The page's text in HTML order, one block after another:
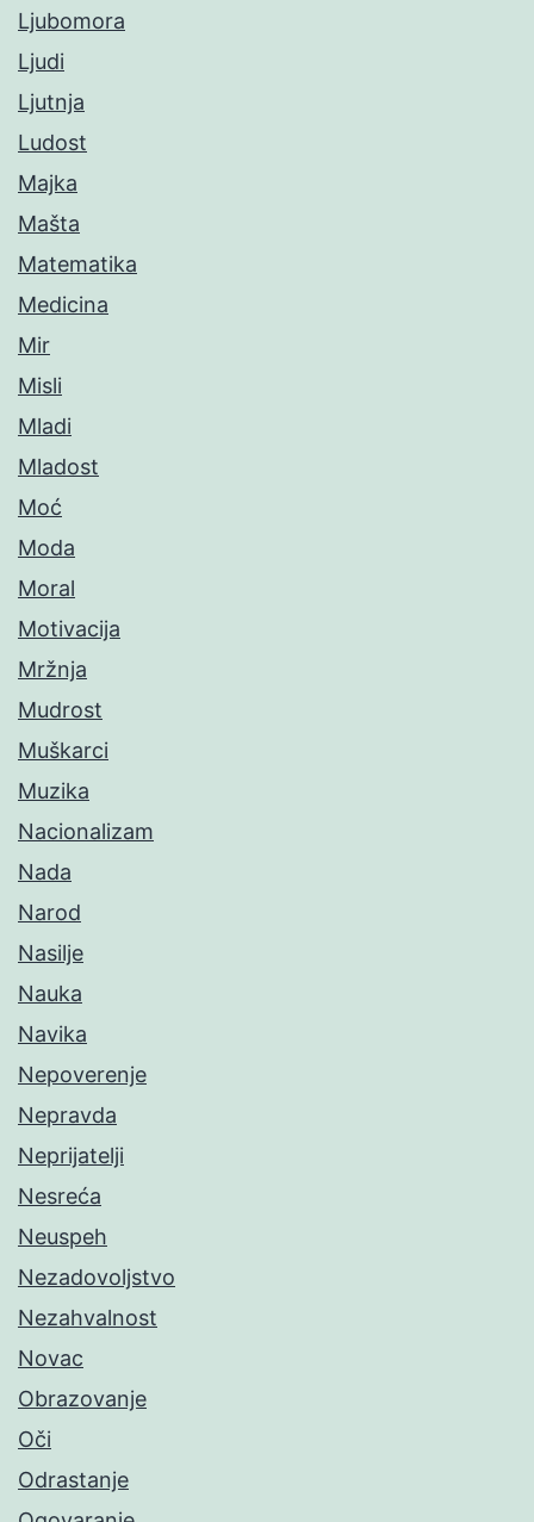
Ljubomora
Ljudi
Ljutnja
Ludost
Majka
Mašta
Matematika
Medicina
Mir
Misli
Mladi
Mladost
Moć
Moda
Moral
Motivacija
Mržnja
Mudrost
Muškarci
Muzika
Nacionalizam
Nada
Narod
Nasilje
Nauka
Navika
Nepoverenje
Nepravda
Neprijatelji
Nesreća
Neuspeh
Nezadovoljstvo
Nezahvalnost
Novac
Obrazovanje
Oči
Odrastanje